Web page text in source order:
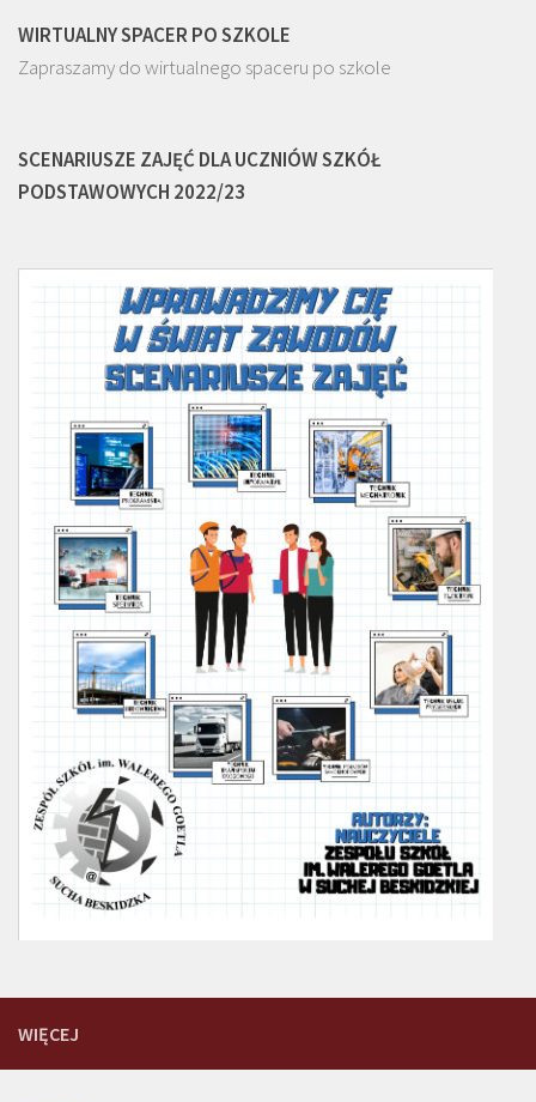
WIRTUALNY SPACER PO SZKOLE
Zapraszamy do wirtualnego spaceru po szkole
SCENARIUSZE ZAJĘĆ DLA UCZNIÓW SZKÓŁ
PODSTAWOWYCH 2022/23
WIĘCEJ